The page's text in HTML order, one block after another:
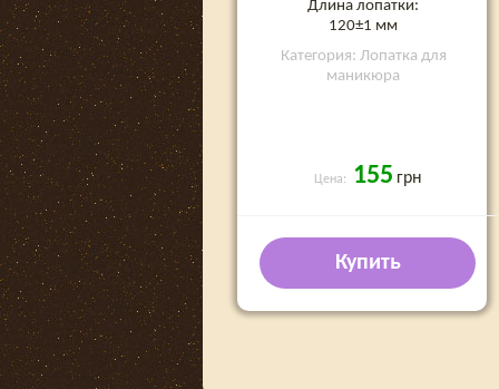
Длина лопатки:
120±1 мм
Категория: Лопатка для
маникюра
Цена: 155 грн
Купить